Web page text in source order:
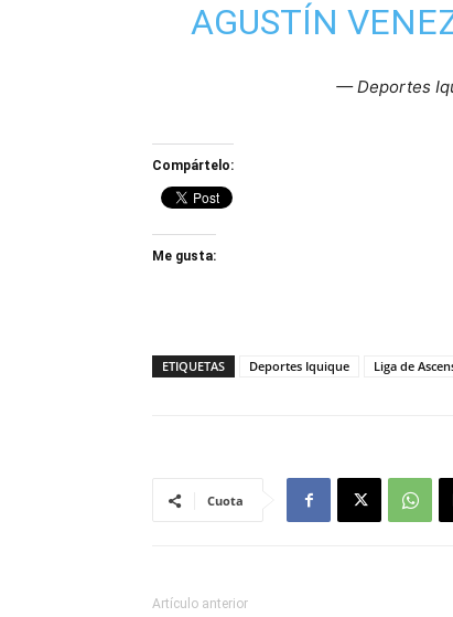
AGUSTÍN
— Deportes
Compártelo:
Me gusta:
ETIQUETAS Deportes Iquique Liga de
Cuota
Artículo anterior